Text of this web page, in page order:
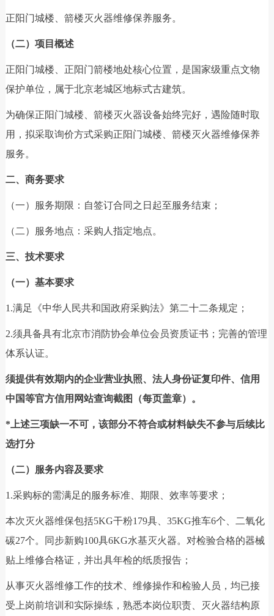
正阳门城楼、箭楼灭火器维修保养服务。
（二）项目概述
正阳门城楼、正阳门箭楼地处核心位置，是国家级重点文物
保护单位，属于北京老城区地标式古建筑。
为确保正阳门城楼、箭楼灭火器设备始终完好，遇险随时取
用，拟采取询价方式采购正阳门城楼、箭楼灭火器维修保养
服务。
二、商务要求
（一）服务期限：自签订合同之日起至服务结束；
（二）服务地点：采购人指定地点。
三、技术要求
（一）基本要求
1.满足《中华人民共和国政府采购法》第二十二条规定；
2.须具备具有北京市消防协会单位会员资质证书；完善的管理
体系认证。
须提供有效期内的企业营业执照、法人身份证复印件、信用
中国等官方信用网站查询截图（每页盖章）。
*上述三项缺一不可，该部分不符合或材料缺失不参与后续比
选打分
（二）服务内容及要求
1.采购标的需满足的服务标准、期限、效率等要求；
本次灭火器维保包括5KG干粉179具、35KG推车6个、二氧化
碳27个。同步新购100具6KG水基灭火器。对检验合格的器械
贴上维修合格证，并出具年检的纸质报告；
从事灭火器维修工作的技术、维修操作和检验人员，均已接
受上岗前培训和实际操练，熟悉本岗位职责、灭火器结构原